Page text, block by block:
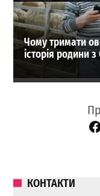
Чому тримати
історія родини
КОНТАКТИ